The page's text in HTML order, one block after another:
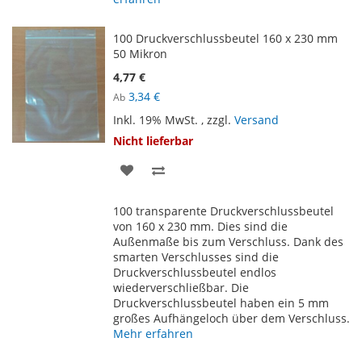
100 Druckverschlussbeutel 160 x 230 mm
50 Mikron
4,77 €
Ab 3,34 €
Inkl. 19% MwSt. , zzgl. Versand
Nicht lieferbar
ZUR
HINZUFÜGEN
HINZUFÜGEN
100 transparente Druckverschlussbeutel
von 160 x 230 mm. Dies sind die
Außenmaße bis zum Verschluss. Dank des
smarten Verschlusses sind die
Druckverschlussbeutel endlos
wiederverschließbar. Die
Druckverschlussbeutel haben ein 5 mm
großes Aufhängeloch über dem Verschluss.
Mehr erfahren